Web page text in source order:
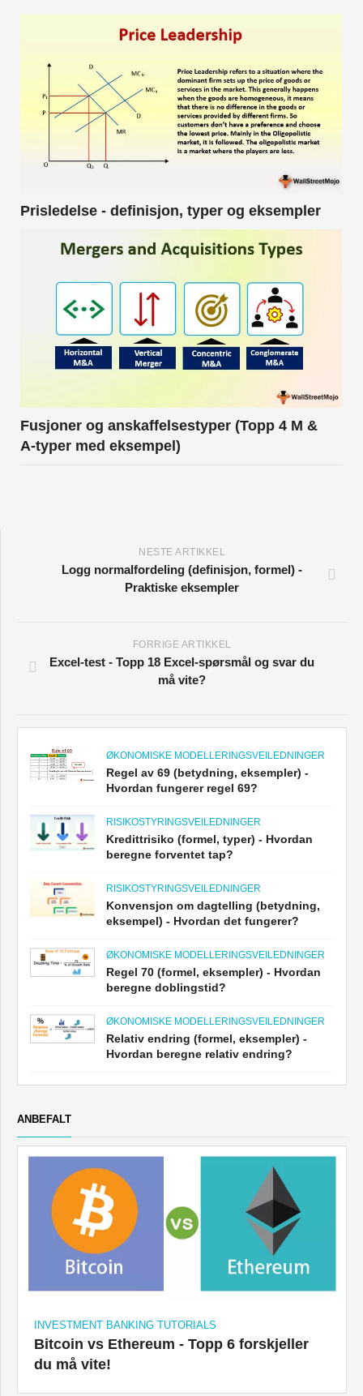
Prisledelse - definisjon, typer og eksempler
Fusjoner og anskaffelsestyper (Topp 4 M &
A-typer med eksempel)
NESTE ARTIKKEL
Logg normalfordeling (definisjon, formel) -
Praktiske eksempler
FORRIGE ARTIKKEL
Excel-test - Topp 18 Excel-spørsmål og svar du
må vite?
ØKONOMISKE MODELLERINGSVEILEDNINGER
Regel av 69 (betydning, eksempler) -
Hvordan fungerer regel 69?
RISIKOSTYRINGSVEILEDNINGER
Kredittrisiko (formel, typer) - Hvordan
beregne forventet tap?
RISIKOSTYRINGSVEILEDNINGER
Konvensjon om dagtelling (betydning,
eksempel) - Hvordan det fungerer?
ØKONOMISKE MODELLERINGSVEILEDNINGER
Regel 70 (formel, eksempler) - Hvordan
beregne doblingstid?
ØKONOMISKE MODELLERINGSVEILEDNINGER
Relativ endring (formel, eksempler) -
Hvordan beregne relativ endring?
ANBEFALT
INVESTMENT BANKING TUTORIALS
Bitcoin vs Ethereum - Topp 6 forskjeller
du må vite!